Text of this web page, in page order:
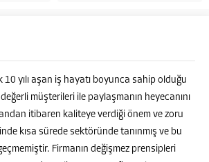
10 yılı aşan iş hayatı boyunca sahip olduğu
müşterileri ile paylaşmanın heyecanını
itibaren kaliteye verdiği önem ve zoru
kısa sürede sektöründe tanınmış ve bu
Firmanın değişmez prensipleri